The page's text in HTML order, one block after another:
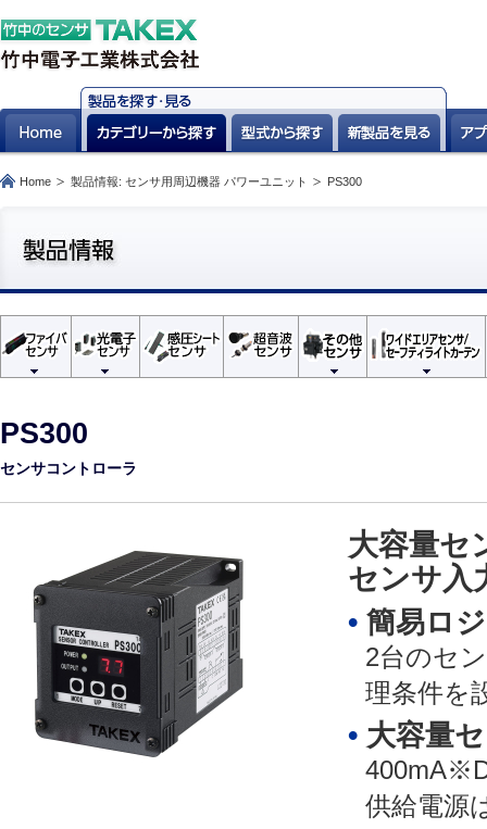
Home 製品情報: センサ用周辺機器 パワーユニット PS300
PS300
センサコントローラ
大容量セ
センサ入
簡易ロ
2台のセ
理条件を
大容量
供給電源